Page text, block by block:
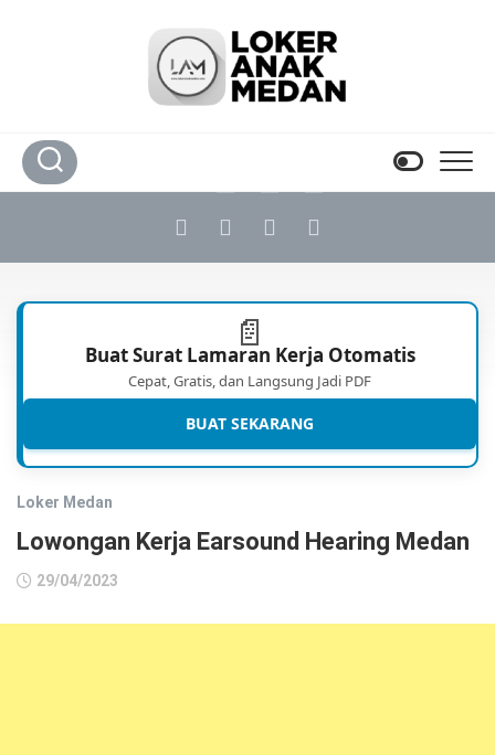
📄
Buat Surat Lamaran Kerja Otomatis
Cepat, Gratis, dan Langsung Jadi PDF
BUAT SEKARANG
Loker Medan
Lowongan Kerja Earsound Hearing Medan
29/04/2023